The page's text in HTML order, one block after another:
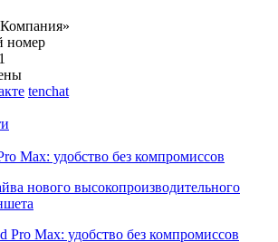
номер
tenchat
Max: удобство без компромиссов
нового высокопроизводительного